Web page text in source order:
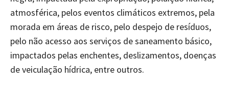
atmosférica, pelos eventos climáticos extremos, pela
morada em áreas de risco, pelo despejo de resíduos,
pelo não acesso aos serviços de saneamento básico,
impactados pelas enchentes, deslizamentos, doenças
de veiculação hídrica, entre outros.